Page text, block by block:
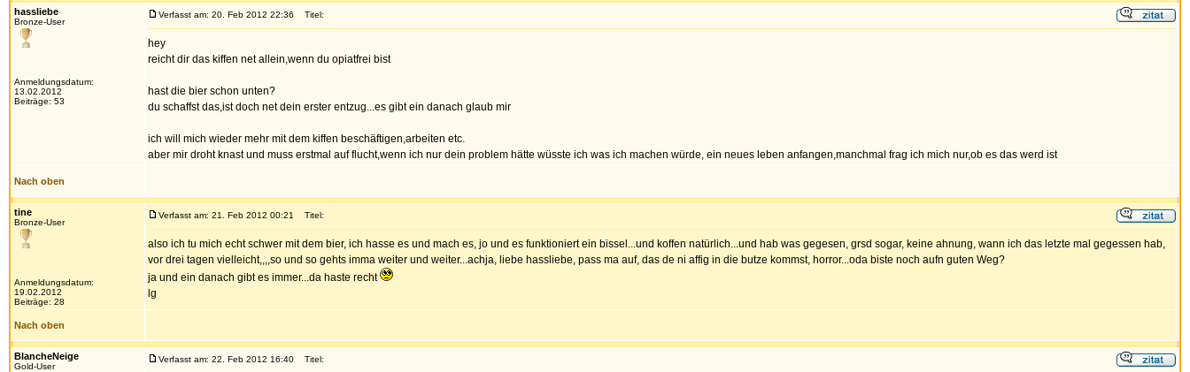
hassliebe
Bronze-User
Anmeldungsdatum:
13.02.2012
Beiträge: 53
Verfasst am: 20. Feb 2012 22:36 Titel:
hey
reicht dir das kiffen net allein,wenn du opiatfrei bist
hast die bier schon unten?
du schaffst das,ist doch net dein erster entzug...es gibt ein danach glaub mir
ich will mich wieder mehr mit dem kiffen beschäftigen,arbeiten etc.
aber mir droht knast und muss erstmal auf flucht,wenn ich nur dein problem hätte wüsste ich was ich machen würde, ein neues leben anfangen,manchmal frag ich mich nur,ob es das werd ist
Nach oben
tine
Bronze-User
Anmeldungsdatum:
19.02.2012
Beiträge: 28
Verfasst am: 21. Feb 2012 00:21 Titel:
also ich tu mich echt schwer mit dem bier, ich hasse es und mach es, jo und es funktioniert ein bissel...und koffen natürlich...und hab was gegesen, grsd sogar, keine ahnung, wann ich das letzte mal gegessen hab,
vor drei tagen vielleicht,,,,so und so gehts imma weiter und weiter...achja, liebe hassliebe, pass ma auf, das de ni affig in die butze kommst, horror...oda biste noch aufn guten Weg?
ja und ein danach gibt es immer...da haste recht
lg
Nach oben
BlancheNeige
Gold-User
Verfasst am: 22. Feb 2012 16:40 Titel: